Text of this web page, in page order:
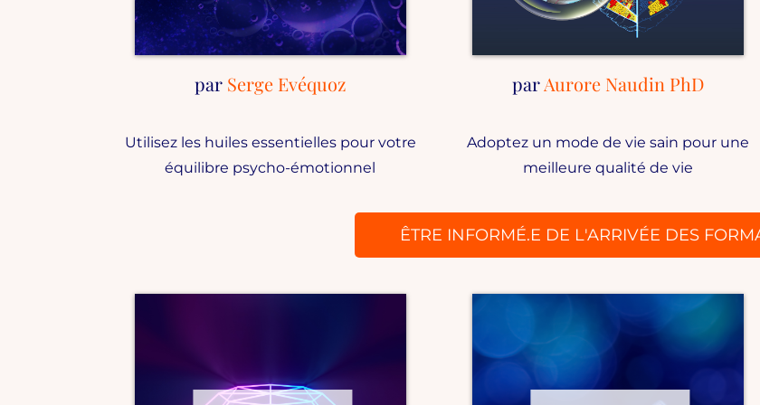
par Serge Evéquoz
Utilisez les huiles essentielles pour votre
équilibre psycho-émotionnel
parAurore Naudin PhD
Adoptez un mode de vie sain pour une
meilleure qualité de vie
ÊTRE INFORMÉ.E DE L'ARRIVÉE DES